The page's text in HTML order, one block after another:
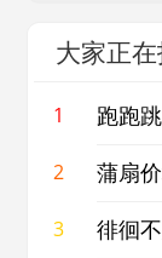
大家正
1 跑跑
2 蒲扇
3 徘徊